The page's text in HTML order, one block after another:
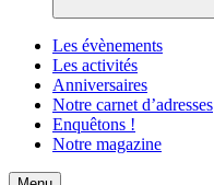
Les évènements
Les activités
Anniversaires
Notre carnet d’adresses
Enquêtons !
Notre magazine
AccueilContact